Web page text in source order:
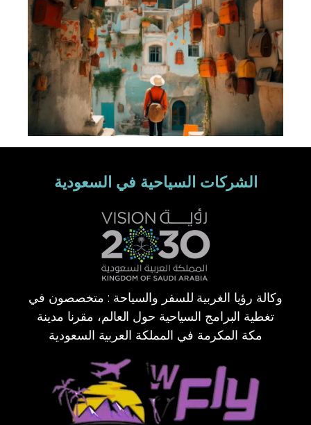
الشركات السياحية في السعودية
وكالة رؤيا الغربية للسفر والسياحة : متخصصون في
تغطية البرامج السياحية حول العالم، مقرنا مدينة
مكة المكرمة في المملكة العربية السعودية